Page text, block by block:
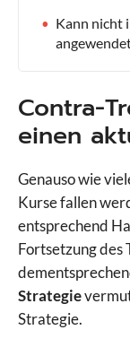
Kann nicht
Contra-
einen
Genauso wie
Kurse fallen
entsprechend
Fortsetzung des
Strategie
Strategie.